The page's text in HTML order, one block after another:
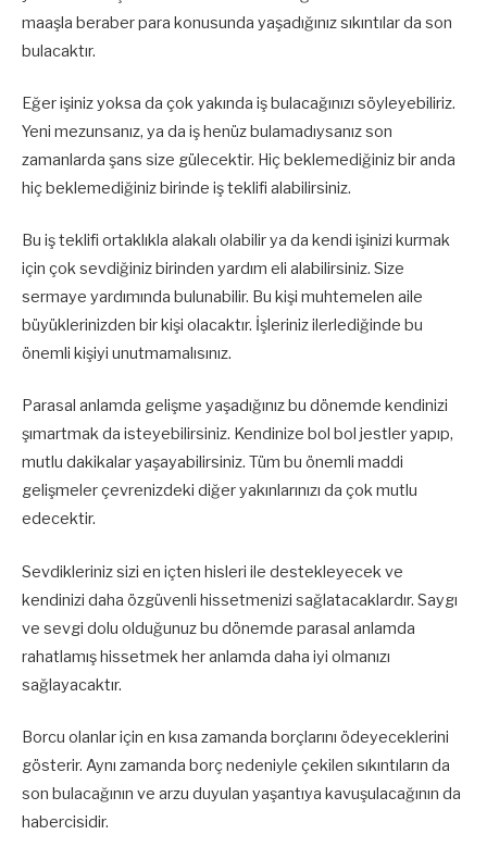
maaşla beraber para konusunda yaşadığınız sıkıntılar da son
bulacaktır.
Eğer işiniz yoksa da çok yakında iş bulacağınızı söyleyebiliriz.
Yeni mezunsanız, ya da iş henüz bulamadıysanız son
zamanlarda şans size gülecektir. Hiç beklemediğiniz bir anda
hiç beklemediğiniz birinde iş teklifi alabilirsiniz.
Bu iş teklifi ortaklıkla alakalı olabilir ya da kendi işinizi kurmak
için çok sevdiğiniz birinden yardım eli alabilirsiniz. Size
sermaye yardımında bulunabilir. Bu kişi muhtemelen aile
büyüklerinizden bir kişi olacaktır. İşleriniz ilerlediğinde bu
önemli kişiyi unutmamalısınız.
Parasal anlamda gelişme yaşadığınız bu dönemde kendinizi
şımartmak da isteyebilirsiniz. Kendinize bol bol jestler yapıp,
mutlu dakikalar yaşayabilirsiniz. Tüm bu önemli maddi
gelişmeler çevrenizdeki diğer yakınlarınızı da çok mutlu
edecektir.
Sevdikleriniz sizi en içten hisleri ile destekleyecek ve
kendinizi daha özgüvenli hissetmenizi sağlatacaklardır. Saygı
ve sevgi dolu olduğunuz bu dönemde parasal anlamda
rahatlamış hissetmek her anlamda daha iyi olmanızı
sağlayacaktır.
Borcu olanlar için en kısa zamanda borçlarını ödeyeceklerini
gösterir. Aynı zamanda borç nedeniyle çekilen sıkıntıların da
son bulacağının ve arzu duyulan yaşantıya kavuşulacağının da
habercisidir.